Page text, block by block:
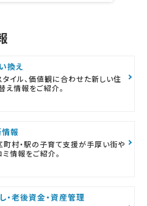
換え
タイル、価値観に合わせた新しい住
え情報をご紹介。
報
町村・駅の子育て支援が手厚い街や
情報をご紹介。
・老後資金・資産管理